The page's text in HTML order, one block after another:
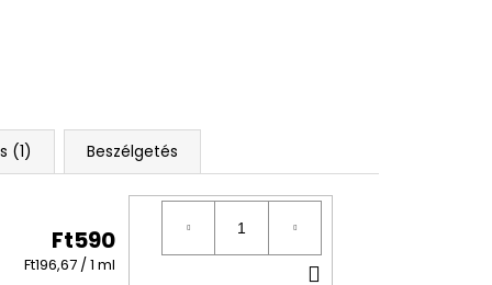
(1) Beszélgetés
Ft590
Egységár:
Ft196,67 / 1 ml